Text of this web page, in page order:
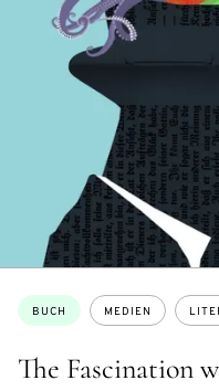
The Fascination
Themen:
BUCH MEDIEN